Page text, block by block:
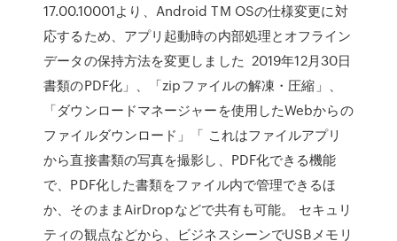
17.00.10001より、Android TM OSの仕様変更に対
応するため、アプリ起動時の内部処理とオフライン
データの保持方法を変更しました 2019年12月30日
書類のPDF化」、「zipファイルの解凍・圧縮」、
「ダウンロードマネージャーを使用したWebからの
ファイルダウンロード」「 これはファイルアプリ
から直接書類の写真を撮影し、PDF化できる機能
で、PDF化した書類をファイル内で管理できるほ
か、そのままAirDropなどで共有も可能。 セキュリ
ティの観点などから、ビジネスシーンでUSBメモリ